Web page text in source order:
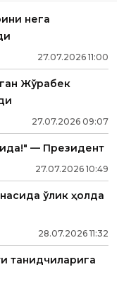
нега
27.07.2026 11:00
Жўрабек
27.07.2026 09:07
— Президент
27.07.2026 10:49
ўлик ҳолда
28.07.2026 11:32
танқидчиларига